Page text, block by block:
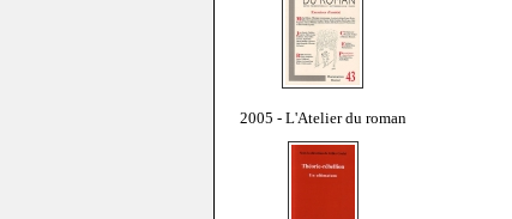
2005 - L'Atelier du roman